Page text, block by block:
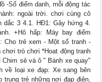
-Sổ điểm danh, mỗi động tác
ngoài trời. chơi cùng cô
dắc 3 4.1. HĐ1: Gây hứng 4.
+Hô hấp: Máy bay điểm
Cho trẻ xem - Một số tranh -
trò chơi *Hoat động tranh
sẻ và ô " Bánh xe quay"
về loại xe đạp: Xe sang bên
trung trẻ những nơi đạp điện,